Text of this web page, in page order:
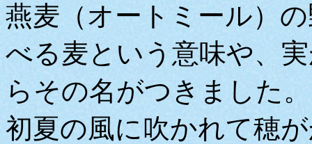
燕麦（オートミール）
べる麦という意味や、
らその名がつきました。
初夏の風に吹かれて穂